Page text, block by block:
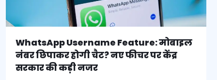
WhatsApp Username Feature: मोबाइल
नंबर छिपाकर होगी चैट? नए फीचर पर केंद्र
सरकार की कड़ी नजर